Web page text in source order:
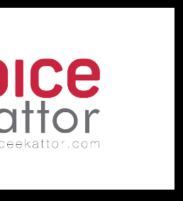
স্বরাষ্ট্রমন্ত্রী
বৈশ্বিক চ্যালেঞ্জ মোকাবিলায় এক
ছাতার নিচে পোশাক ও বস্ত্র খাত